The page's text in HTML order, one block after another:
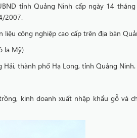
tỉnh Quảng Ninh cấp ngày 14
2007.
công nghiệp cao cấp trên địa bàn
la Mỹ)
thành phố Hạ Long, tỉnh Quảng Ninh.
kinh doanh xuất nhập khẩu gỗ và